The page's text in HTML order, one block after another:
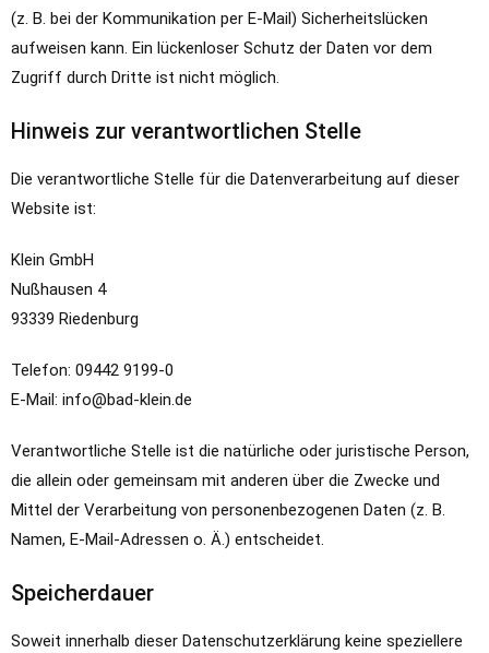
(z. B. bei der Kommunikation per E-Mail) Sicherheitslücken
aufweisen kann. Ein lückenloser Schutz der Daten vor dem
Zugriff durch Dritte ist nicht möglich.
Hinweis zur verantwortlichen Stelle
Die verantwortliche Stelle für die Datenverarbeitung auf dieser
Website ist:
Klein GmbH
Nußhausen 4
93339 Riedenburg
Telefon: 09442 9199-0
E-Mail: info@bad-klein.de
Verantwortliche Stelle ist die natürliche oder juristische Person,
die allein oder gemeinsam mit anderen über die Zwecke und
Mittel der Verarbeitung von personenbezogenen Daten (z. B.
Namen, E-Mail-Adressen o. Ä.) entscheidet.
Speicherdauer
Soweit innerhalb dieser Datenschutzerklärung keine speziellere